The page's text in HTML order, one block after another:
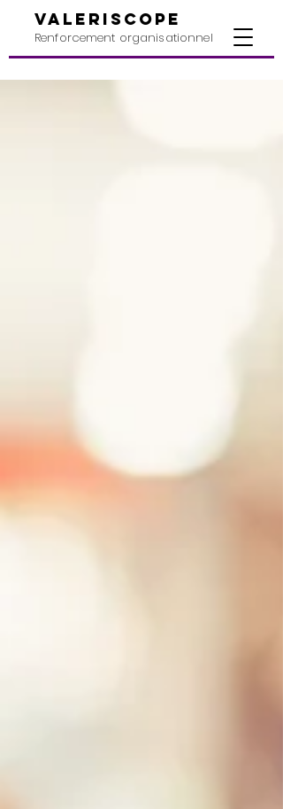
valeriscope
Renforcement organisationnel